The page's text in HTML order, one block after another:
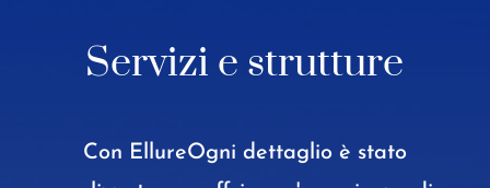
Servizi e strutture
Con EllureOgni dettaglio è stato